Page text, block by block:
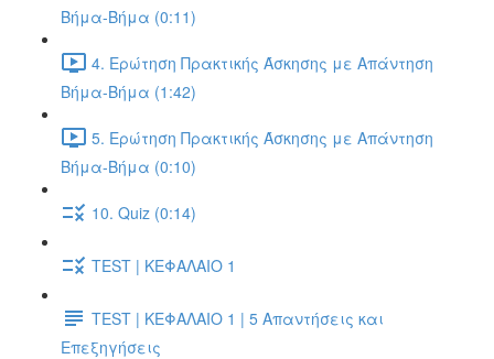
Βήμα-Βήμα (0:11)
4. Ερώτηση Πρακτικής Άσκησης με Απάντηση
Βήμα-Βήμα (1:42)
5. Ερώτηση Πρακτικής Άσκησης με Απάντηση
Βήμα-Βήμα (0:10)
10. Quiz (0:14)
TEST | ΚΕΦΑΛΑΙΟ 1
TEST | ΚΕΦΑΛΑΙΟ 1 | 5 Απαντήσεις και
Επεξηγήσεις